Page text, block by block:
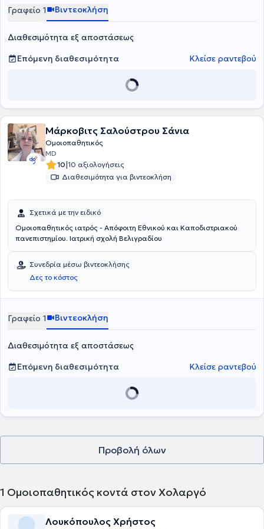
Γραφείο 1 Βιντεοκλήση
Διαθεσιμότητα εξ αποστάσεως
Επόμενη διαθεσιμότητα
Κλείσε ραντεβού
Μάρκοβιτς Σαλούστρου Σάνια
Ομοιοπαθητικός
MD
10|10 αξιολογήσεις
Διαθεσιμότητα για βιντεοκλήση
Σχετικά με την ειδικό
Ομοιοπαθητικός ιατρός - Απόφοιτη Εθνικού και Καποδιστριακού
πανεπιστημίου. Ιατρική σχολή Βελιγραδίου
Συνεδρία μέσω βιντεοκλήσης
Δες το κόστος
Γραφείο 1 Βιντεοκλήση
Διαθεσιμότητα εξ αποστάσεως
Επόμενη διαθεσιμότητα
Κλείσε ραντεβού
Προβολή όλων
1 Ομοιοπαθητικός κοντά στον Χολαργό
Λουκόπουλος Χρήστος